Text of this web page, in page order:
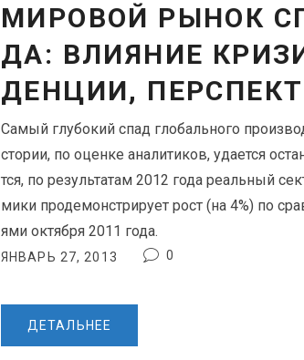
МИРОВОЙ РЫНОК
ДА: ВЛИЯНИЕ
ДЕНЦИИ,
Самый глубокий спад глобального
стории, по оценке аналитиков, удается
тся, по результатам 2012 года реальный
мики продемонстрирует рост (на 4%) по
ями октября 2011 года.
ЯНВАРЬ 27, 2013 0
ДЕТАЛЬНЕЕ